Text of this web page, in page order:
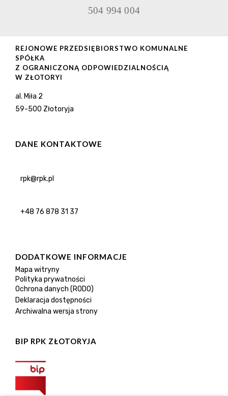
504 994 004
REJONOWE PRZEDSIĘBIORSTWO KOMUNALNE
SPÓŁKA
Z OGRANICZONĄ ODPOWIEDZIALNOŚCIĄ
W ZŁOTORYI
al. Miła 2
59-500 Złotoryja
DANE KONTAKTOWE
rpk@rpk.pl
+48 76 878 31 37
DODATKOWE INFORMACJE
Mapa witryny
Polityka prywatności
Ochrona danych (RODO)
Deklaracja dostępności
Archiwalna wersja strony
BIP RPK ZŁOTORYJA